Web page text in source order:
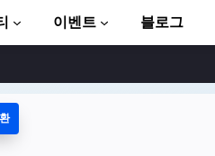
토리
리얼
안내
이벤트 블로그